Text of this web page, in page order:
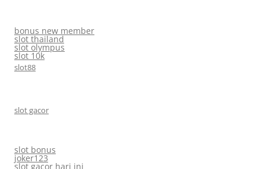
bonus new member
slot thailand
slot olympus
slot 10k
slot88
slot gacor
slot bonus
joker123
slot gacor hari ini